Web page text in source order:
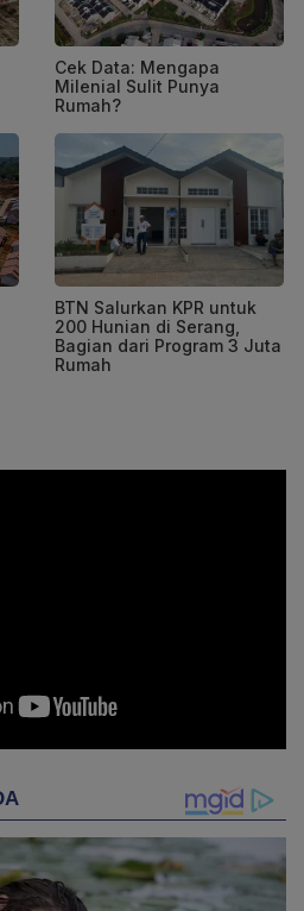
Cek Data: Mengapa
Milenial Sulit Punya
Rumah?
BTN Salurkan KPR untuk
200 Hunian di Serang,
Bagian dari Program 3 Juta
Rumah